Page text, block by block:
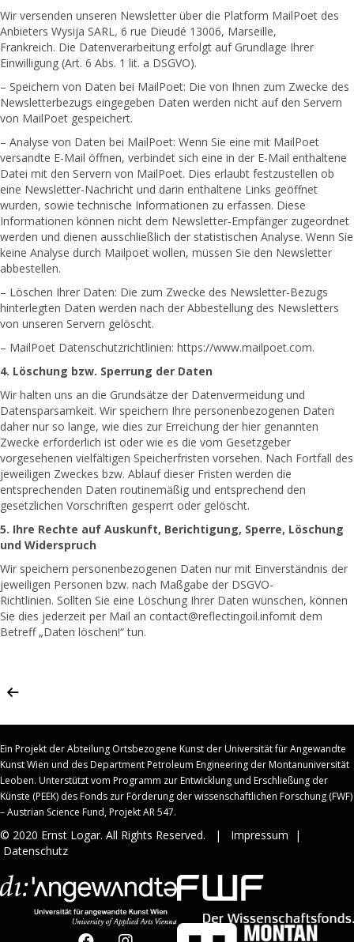
Wir versenden unseren Newsletter über die Platform MailPoet des
Anbieters Wysija SARL, 6 rue Dieudé 13006, Marseille,
Frankreich. Die Datenverarbeitung erfolgt auf Grundlage Ihrer
Einwilligung (Art. 6 Abs. 1 lit. a DSGVO).
– Speichern von Daten bei MailPoet: Die von Ihnen zum Zwecke des
Newsletterbezugs eingegeben Daten werden nicht auf den Servern
von MailPoet gespeichert.
– Analyse von Daten bei MailPoet: Wenn Sie eine mit MailPoet
versandte E-Mail öffnen, verbindet sich eine in der E-Mail enthaltene
Datei mit den Servern von MailPoet. Dies erlaubt festzustellen ob
eine Newsletter-Nachricht und darin enthaltene Links geöffnet
wurden, sowie technische Informationen zu erfassen. Diese
Informationen können nicht dem Newsletter-Empfänger zugeordnet
werden und dienen ausschließlich der statistischen Analyse. Wenn Sie
keine Analyse durch Mailpoet wollen, müssen Sie den Newsletter
abbestellen.
– Löschen Ihrer Daten: Die zum Zwecke des Newsletter-Bezugs
hinterlegten Daten werden nach der Abbestellung des Newsletters
von unseren Servern gelöscht.
– MailPoet Datenschutzrichtlinien: https://www.mailpoet.com.
4. Löschung bzw. Sperrung der Daten
Wir halten uns an die Grundsätze der Datenvermeidung und
Datensparsamkeit. Wir speichern Ihre personenbezogenen Daten
daher nur so lange, wie dies zur Erreichung der hier genannten
Zwecke erforderlich ist oder wie es die vom Gesetzgeber
vorgesehenen vielfältigen Speicherfristen vorsehen. Nach Fortfall des
jeweiligen Zweckes bzw. Ablauf dieser Fristen werden die
entsprechenden Daten routinemäßig und entsprechend den
gesetzlichen Vorschriften gesperrt oder gelöscht.
5. Ihre Rechte auf Auskunft, Berichtigung, Sperre, Löschung
und Widerspruch
Wir speichern personenbezogenen Daten nur mit Einverständnis der
jeweiligen Personen bzw. nach Maßgabe der DSGVO-
Richtlinien. Sollten Sie eine Löschung Ihrer Daten wünschen, können
Sie dies jederzeit per Mail an contact@reflectingoil.infomit dem
Betreff „Daten löschen!“ tun.
Ein Projekt der Abteilung Ortsbezogene Kunst der Universität für Angewandte
Kunst Wien und des Department Petroleum Engineering der Montanuniversität
Leoben. Unterstützt vom Programm zur Entwicklung und Erschließung der
Künste (PEEK) des Fonds zur Förderung der wissenschaftlichen Forschung (FWF)
– Austrian Science Fund, Projekt AR 547.
© 2020 Ernst Logar. All Rights Reserved. | Impressum |
Datenschutz